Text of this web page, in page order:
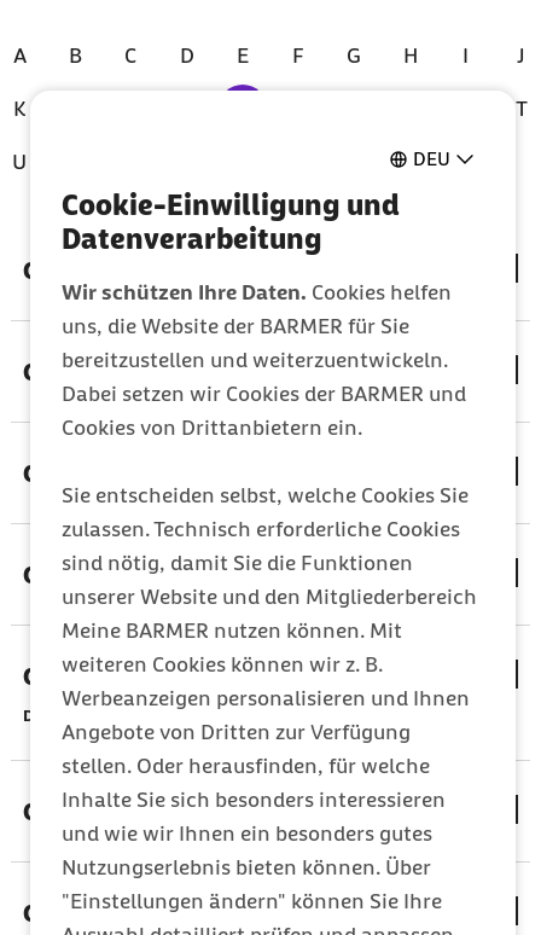
DEU
Cookie-Einwilligung und
Datenverarbeitung
Wir schützen Ihre Daten. Cookies helfen
uns, die Website der BARMER für Sie
bereitzustellen und weiterzuentwickeln.
Dabei setzen wir Cookies der BARMER und
Cookies von Drittanbietern ein.
Sie entscheiden selbst, welche Cookies Sie
zulassen. Technisch erforderliche Cookies
sind nötig, damit Sie die Funktionen
unserer Website und den Mitgliederbereich
Meine BARMER nutzen können. Mit
weiteren Cookies können wir z. B.
Werbeanzeigen personalisieren und Ihnen
Angebote von Dritten zur Verfügung
stellen. Oder herausfinden, für welche
Inhalte Sie sich besonders interessieren
und wie wir Ihnen ein besonders gutes
Nutzungserlebnis bieten können. Über
"Einstellungen ändern" können Sie Ihre
A B C D E F G H I J
K T
U
Index für Buchstabe "O"
Oberhausen
Offenbach
Offenburg
Oldenburg
Olpe
Die Filiale Olpe muss bis auf Weiteres geschlossen bleiben.
Oranienburg
Osnabrück